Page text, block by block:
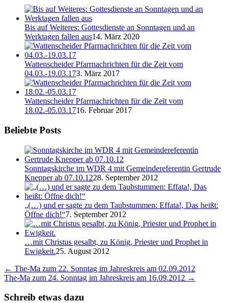
Bis auf Weiteres: Gottesdienste an Sonntagen und an
Werktagen fallen aus14. März 2020
Wattenscheider Pfarrnachrichten für die Zeit vom
04.03.-19.03.173. März 2017
Wattenscheider Pfarrnachrichten für die Zeit vom
18.02.-05.03.1716. Februar 2017
Beliebte Posts
Sonntagskirche im WDR 4 mit Gemeindereferentin Gertrude
Knepper ab 07.10.1228. September 2012
„(…) und er sagte zu dem Taubstummen: Effata!, Das heißt:
Öffne dich!“7. September 2012
…mit Christus gesalbt, zu König, Priester und Prophet in
Ewigkeit.25. August 2012
← The-Ma zum 22. Sonntag im Jahreskreis am 02.09.2012
The-Ma zum 24. Sonntag im Jahreskreis am 16.09.2012 →
Schreib etwas dazu